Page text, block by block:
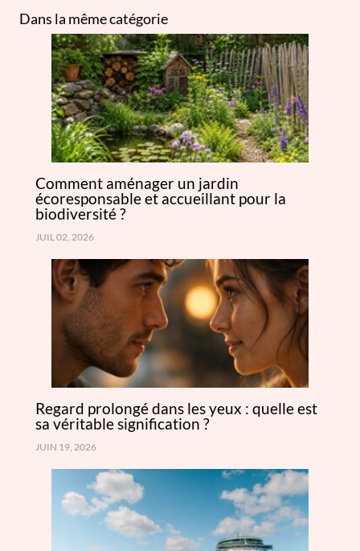
Dans la même catégorie
Comment aménager un jardin
écoresponsable et accueillant pour la
biodiversité ?
JUIL 02, 2026
Regard prolongé dans les yeux : quelle est
sa véritable signification ?
JUIN 19, 2026